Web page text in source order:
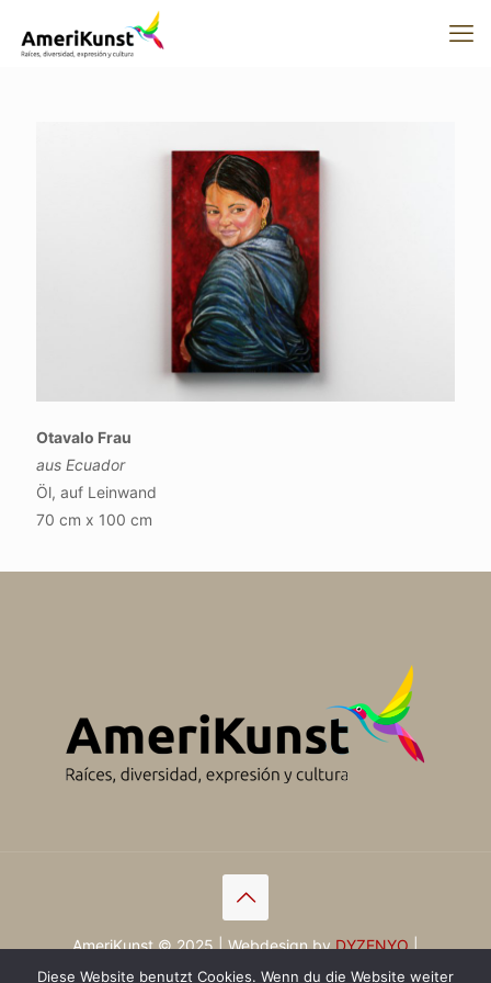
Otavalo Frau
aus Ecuador
Öl, auf Leinwand
70 cm x 100 cm
AmeriKunst © 2025 | Webdesign byDYZENYO|
Impressum|Datenschutz
Diese Website benutzt Cookies. Wenn du die Website weiter